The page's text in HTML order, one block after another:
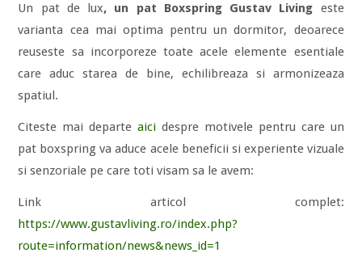
Un pat de lux, un pat Boxspring Gustav Living este
varianta cea mai optima pentru un dormitor, deoarece
reuseste sa incorporeze toate acele elemente esentiale
care aduc starea de bine, echilibreaza si armonizeaza
spatiul.
Citeste mai departeaicidespre motivele pentru care un
pat boxspring va aduce acele beneficii si experiente vizuale
si senzoriale pe care toti visam sa le avem:
Link articol complet:
https://www.gustavliving.ro/index.php?
route=information/news&news_id=1